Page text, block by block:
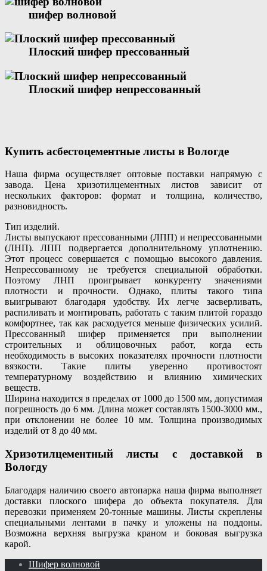
шифер волновой
Плоский шифер прессованный
Плоский шифер непрессованный
Купить асбестоцементные листы в Вологде
Наша фирма осуществляет оптовые поставки напрямую с
завода. Цена хризотилцементных листов зависит от
нескольких факторов: формат и толщина, количество,
разновидность.
Тип изделий.
Листы выпускают прессованными (ЛПП) и непрессованными
(ЛНП). ЛПП подвергается дополнительному уплотнению.
Этот процесс совершается с помощью высокого давления.
Непрессованному не требуется специальной обработки.
Поэтому ЛНП проигрывает конкуренту значениями
плотности и прочности. Однако, плиты такого типа
выигрывают благодаря удобству. Их легче засверливать,
распиливать и монтировать, работать с таким плитой гораздо
комфортнее, так как расходуется меньше физических усилий.
Прессованный шифер применяется при выполнении
строительных и облицовочных работ, когда есть
необходимость в высоких показателях прочности плотности
вязкости. Такие плиты уверенно противостоят
температурному воздействию и влиянию химических
веществ.
Ширина находится в пределах от 1000 до 1500 мм, допустимая
погрешность до 6 мм. Длина может составлять 1500-3000 мм.,
при отклонении не более 10 мм. Толщина производимых
изделий от 8 до 40 мм.
Хризотилцементный листы с доставкой в
Вологду
Благодаря наличию своего автопарка наша фирма выполняет
доставки плоского шифера до объекта покупателя. Для
перевозки применяем 20-тонные машины. Листы скреплены
специальными лентами в пачку и уложены на поддоны.
Возможна верхняя выгрузка краном и боковая выгрузка
карой.
Шифер волновой